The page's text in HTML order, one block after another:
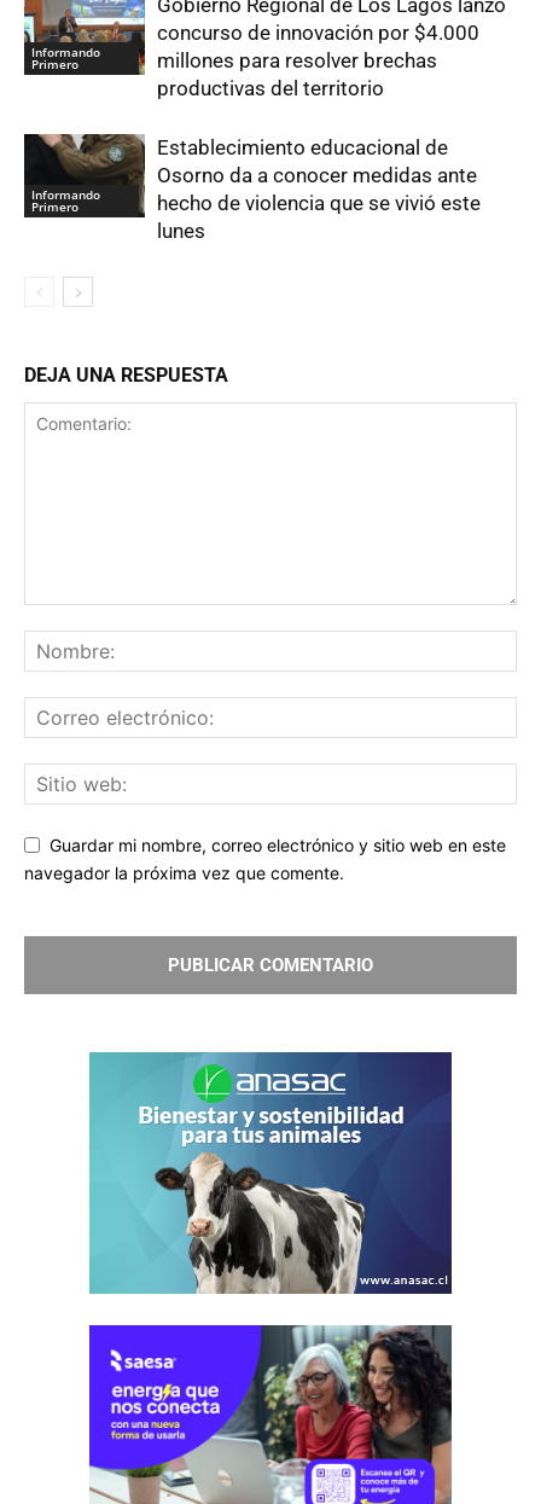
Informando
Primero
Gobierno Regional de Los Lagos lanzó
concurso de innovación por $4.000
millones para resolver brechas
productivas del territorio
Informando
Primero
Establecimiento educacional de
Osorno da a conocer medidas ante
hecho de violencia que se vivió este
lunes
DEJA UNA RESPUESTA
Guardar mi nombre, correo electrónico y sitio web en este
navegador la próxima vez que comente.